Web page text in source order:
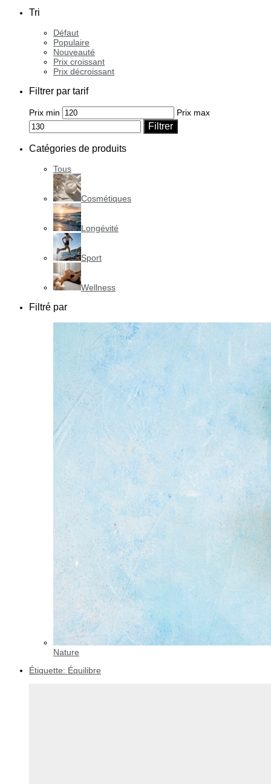
Tri
Défaut
Populaire
Nouveauté
Prix croissant
Prix décroissant
Filtrer par tarif
Prix min Prix max
Filtrer
Catégories de produits
Tous
Cosmétiques
Longévité
Sport
Wellness
Filtré par
Nature
Étiquette: Équilibre